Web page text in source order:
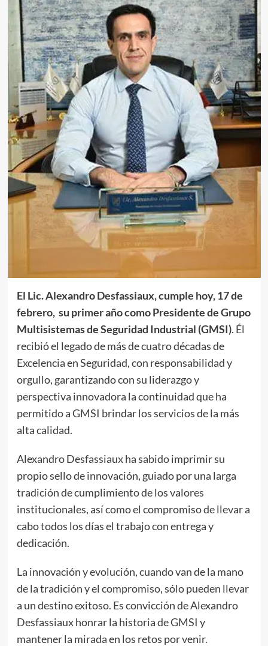
El Lic. Alexandro Desfassiaux, cumple hoy, 17 de
febrero, su primer año como Presidente de Grupo
Multisistemas de Seguridad Industrial (GMSI). Él
recibió el legado de más de cuatro décadas de
Excelencia en Seguridad, con responsabilidad y
orgullo, garantizando con su liderazgo y
perspectiva innovadora la continuidad que ha
permitido a GMSI brindar los servicios de la más
alta calidad.
Alexandro Desfassiaux ha sabido imprimir su
propio sello de innovación, guiado por una larga
tradición de cumplimiento de los valores
institucionales, así como el compromiso de llevar a
cabo todos los días el trabajo con entrega y
dedicación.
La innovación y evolución, cuando van de la mano
de la tradición y el compromiso, sólo pueden llevar
a un destino exitoso. Es convicción de Alexandro
Desfassiaux honrar la historia de GMSI y
mantener la mirada en los retos por venir.